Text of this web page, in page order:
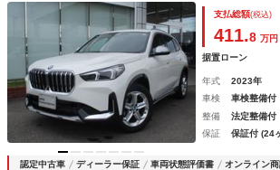
プディスプレイ
支払総額(税込)
411.8 万円
据置ローン
年式 2023年
車検
車検整備付
整備
法定整備付
保証
保証付 (24
認定中古車 ディーラー保証 車両状態評価書 オンライン